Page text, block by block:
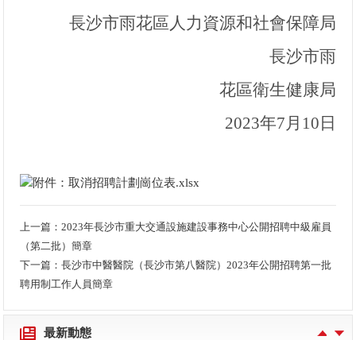
長沙市雨花區人力資源和社會保障局
長沙市雨
花區衛生健康局
2023年7月 10 日
附件：取消招聘計劃崗位表.xlsx
上一篇：2023年長沙市重大交通設施建設事務中心公開招聘中級雇員
（第二批）簡章
下一篇：長沙市中醫醫院（長沙市第八醫院）2023年公開招聘第一批
聘用制工作人員簡章
最新動態
關于取消2023年雨花區衛生健康局所屬事業單位公開招聘工作人員崗位計劃的公告